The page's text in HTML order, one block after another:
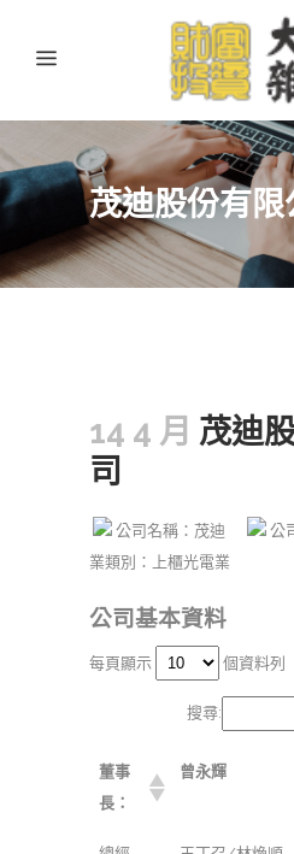
茂迪股份有限
14 4 月 茂迪
司
公司名稱：茂迪 公
業類別：上櫃光電業
公司基本資料
每頁顯示 個資料列
搜尋:
董事
長：
曾永輝